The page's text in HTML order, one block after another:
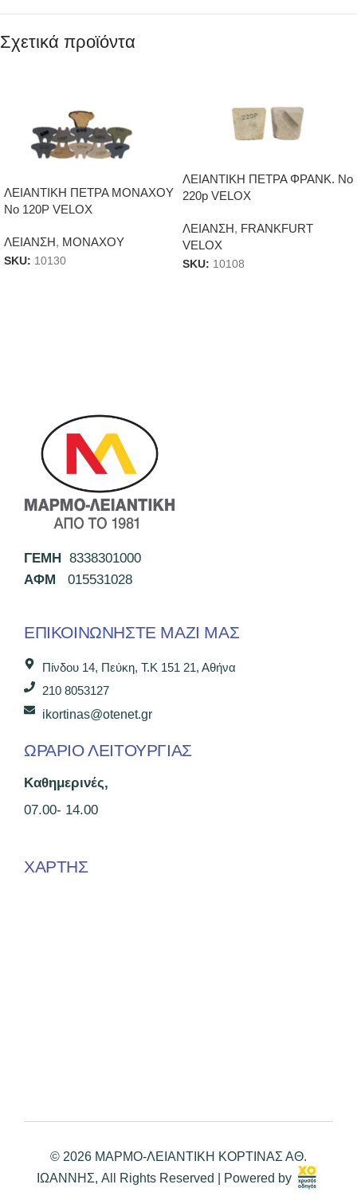
Σχετικά προϊόντα
ΛΕΙΑΝΤΙΚΗ ΠΕΤΡΑ ΜΟΝΑΧΟΥ
Νο 120P VELOX
ΛΕΙΑΝΣΗ, ΜΟΝΑΧΟΥ
SKU: 10130
ΛΕΙΑΝΤΙΚΗ ΠΕΤΡΑ ΦΡΑΝΚ. Νο
220p VELOX
ΛΕΙΑΝΣΗ, FRANKFURT
VELOX
SKU: 10108
ΓΕΜΗ 8338301000
ΑΦΜ 015531028
ΕΠΙΚΟΙΝΩΝΉΣΤΕ ΜΑΖΊ ΜΑΣ
Πίνδου 14, Πεύκη, Τ.Κ 151 21, Αθήνα
210 8053127
ikortinas@otenet.gr
ΩΡΑΡΙΟ ΛΕΙΤΟΥΡΓΙΑΣ
Καθημερινές,
07.00- 14.00
ΧΑΡΤΗΣ
© 2026 ΜΑΡΜΟ-ΛΕΙΑΝΤΙΚΗ ΚΟΡΤΙΝΑΣ ΑΘ.
ΙΩΑΝΝΗΣ, All Rights Reserved | Powered by